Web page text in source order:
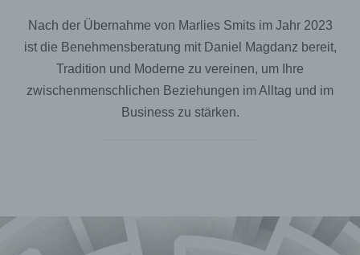
Nach der Übernahme von Marlies Smits im Jahr 2023
ist die Benehmensberatung mit Daniel Magdanz bereit,
Tradition und Moderne zu vereinen, um Ihre
zwischenmenschlichen Beziehungen im Alltag und im
Business zu stärken.